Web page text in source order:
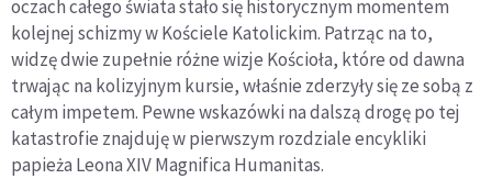
oczach całego świata stało się historycznym momentem
kolejnej schizmy w Kościele Katolickim. Patrząc na to,
widzę dwie zupełnie różne wizje Kościoła, które od dawna
trwając na kolizyjnym kursie, właśnie zderzyły się ze sobą z
całym impetem. Pewne wskazówki na dalszą drogę po tej
katastrofie znajduję w pierwszym rozdziale encykliki
papieża Leona XIV Magnifica Humanitas.